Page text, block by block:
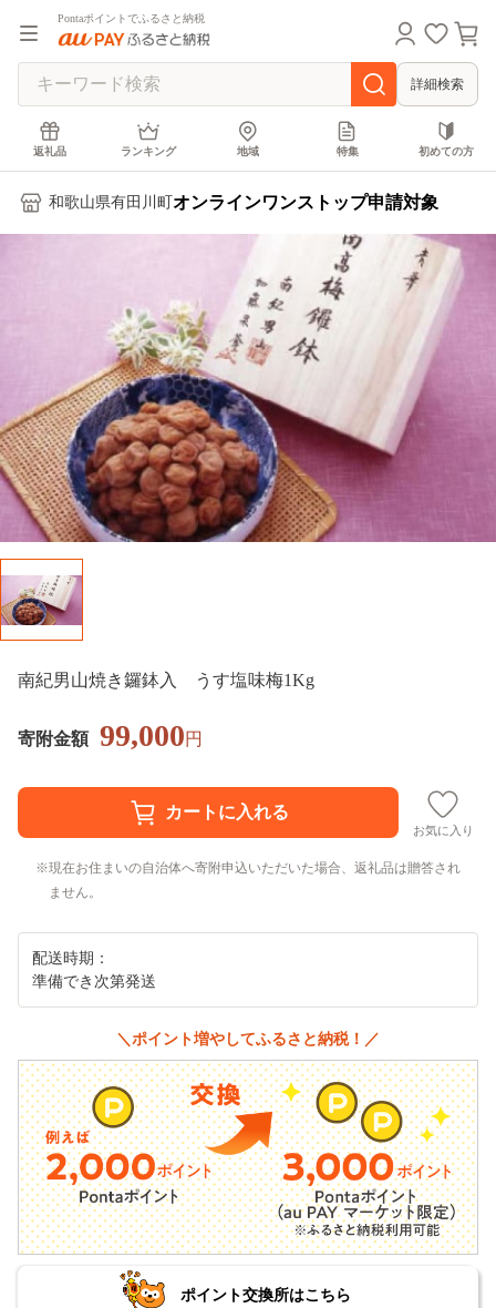
Pontaポイントでふるさと納税
詳細検索
返礼品 ランキング 地域 特集 初めての方
和歌山県有田川町 オンラインワンストップ申請対象
南紀男山焼き鑼鉢入 うす塩味梅1Kg
寄附金額 99,000円
お気に入り
現在お住まいの自治体へ寄附申込いただいた場合、返礼品は贈答され
ません。
配送時期：
準備でき次第発送
＼ポイント増やしてふるさと納税！／
ポイント交換所はこちら